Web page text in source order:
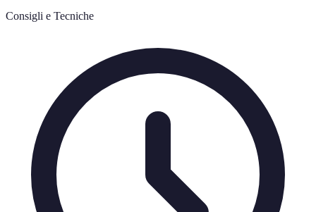
Consigli e Tecniche